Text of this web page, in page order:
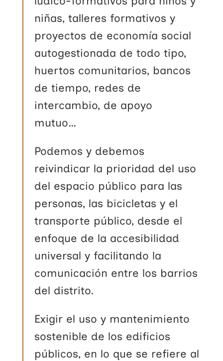
niñas, talleres formativos y
proyectos de economía social
autogestionada de todo tipo,
huertos comunitarios, bancos
de tiempo, redes de
intercambio, de apoyo
mutuo…
Podemos y debemos
reivindicar la prioridad del uso
del espacio público para las
personas, las bicicletas y el
transporte público, desde el
enfoque de la accesibilidad
universal y facilitando la
comunicación entre los barrios
del distrito.
Exigir el uso y mantenimiento
sostenible de los edificios
públicos, en lo que se refiere al